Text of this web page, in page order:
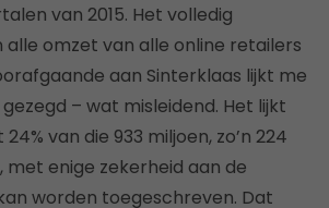
van 2015. Het volledig
alle omzet van alle online retailers
aan Sinterklaas lijkt me
– wat misleidend. Het lijkt
van die 933 miljoen, zo’n 224
met enige zekerheid aan de
worden toegeschreven. Dat